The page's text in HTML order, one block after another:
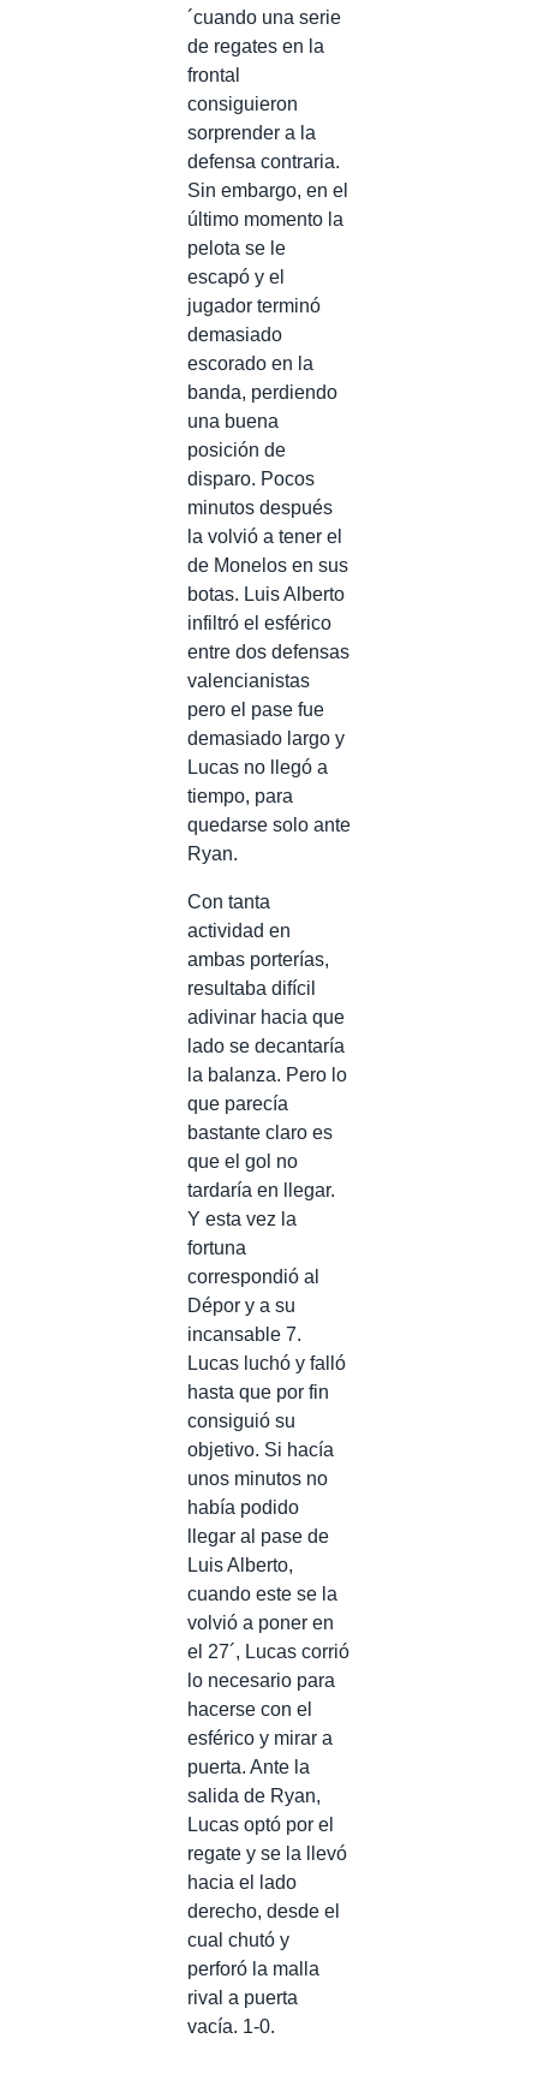
´cuando una serie
de regates en la
frontal
consiguieron
sorprender a la
defensa contraria.
Sin embargo, en el
último momento la
pelota se le
escapó y el
jugador terminó
demasiado
escorado en la
banda, perdiendo
una buena
posición de
disparo. Pocos
minutos después
la volvió a tener el
de Monelos en sus
botas. Luis Alberto
infiltró el esférico
entre dos defensas
valencianistas
pero el pase fue
demasiado largo y
Lucas no llegó a
tiempo, para
quedarse solo ante
Ryan.
Con tanta
actividad en
ambas porterías,
resultaba difícil
adivinar hacia que
lado se decantaría
la balanza. Pero lo
que parecía
bastante claro es
que el gol no
tardaría en llegar.
Y esta vez la
fortuna
correspondió al
Dépor y a su
incansable 7.
Lucas luchó y falló
hasta que por fin
consiguió su
objetivo. Si hacía
unos minutos no
había podido
llegar al pase de
Luis Alberto,
cuando este se la
volvió a poner en
el 27´, Lucas corrió
lo necesario para
hacerse con el
esférico y mirar a
puerta. Ante la
salida de Ryan,
Lucas optó por el
regate y se la llevó
hacia el lado
derecho, desde el
cual chutó y
perforó la malla
rival a puerta
vacía. 1-0.